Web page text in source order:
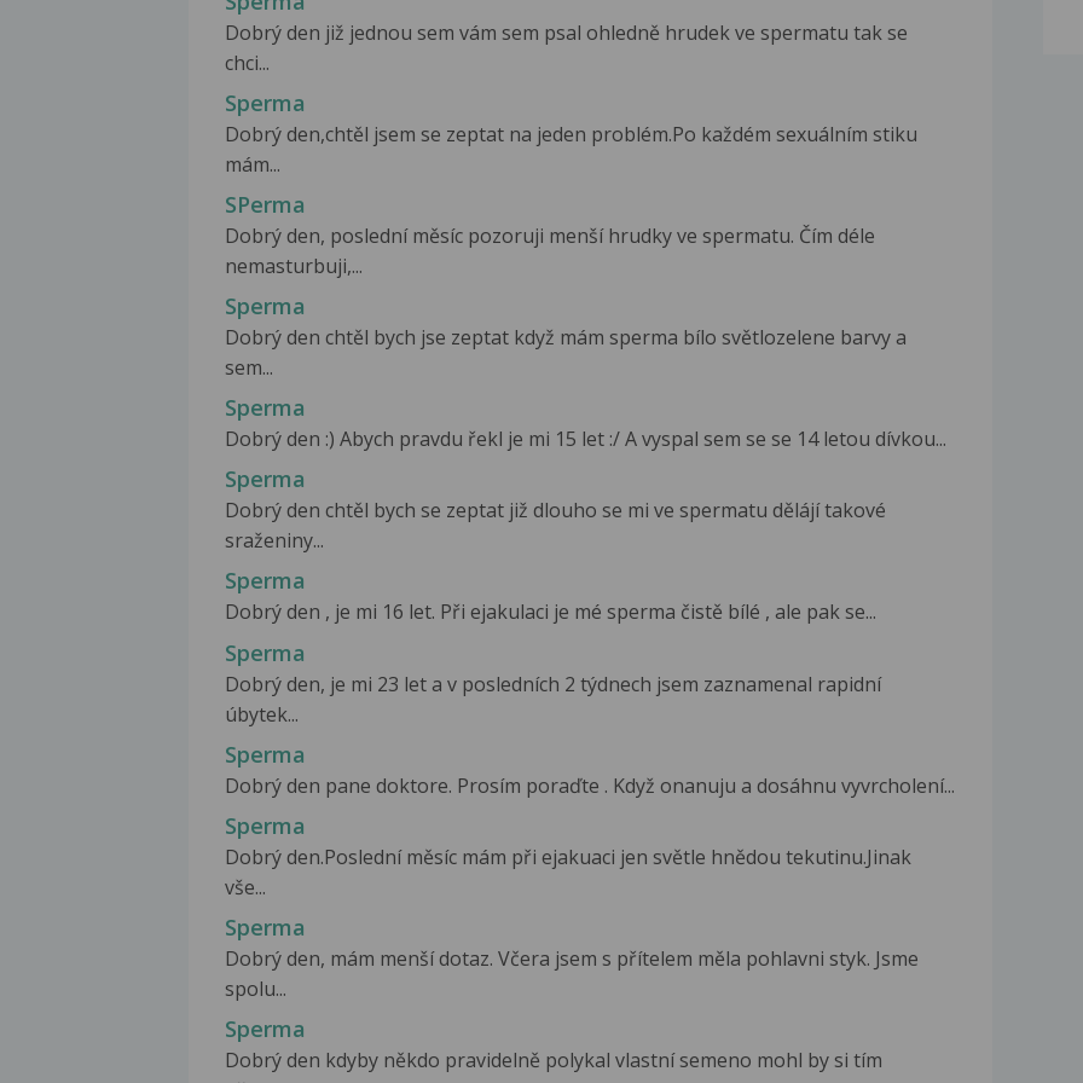
Dobrý den již jednou sem vám sem psal ohledně hrudek ve spermatu tak se
chci...
Sperma
Dobrý den,chtěl jsem se zeptat na jeden problém.Po každém sexuálním stiku
mám...
SPerma
Dobrý den, poslední měsíc pozoruji menší hrudky ve spermatu. Čím déle
nemasturbuji,...
Sperma
Dobrý den chtěl bych jse zeptat když mám sperma bílo světlozelene barvy a
sem...
Sperma
Dobrý den :) Abych pravdu řekl je mi 15 let :/ A vyspal sem se se 14 letou dívkou...
Sperma
Dobrý den chtěl bych se zeptat již dlouho se mi ve spermatu dělájí takové
sraženiny...
Sperma
Dobrý den , je mi 16 let. Při ejakulaci je mé sperma čistě bílé , ale pak se...
Sperma
Dobrý den, je mi 23 let a v posledních 2 týdnech jsem zaznamenal rapidní
úbytek...
Sperma
Dobrý den pane doktore. Prosím poraďte . Když onanuju a dosáhnu vyvrcholení...
Sperma
Dobrý den.Poslední měsíc mám při ejakuaci jen světle hnědou tekutinu.Jinak
vše...
Sperma
Dobrý den, mám menší dotaz. Včera jsem s přítelem měla pohlavni styk. Jsme
spolu...
Sperma
Dobrý den kdyby někdo pravidelně polykal vlastní semeno mohl by si tím